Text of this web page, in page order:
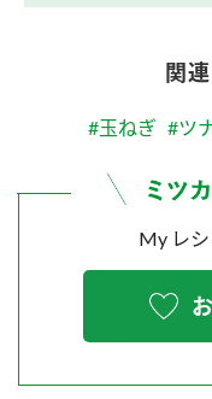
関
#玉ねぎ #ツ
My レ